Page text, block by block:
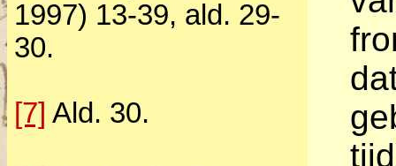
1997) 13-39, ald. 29-
30.
[7] Ald. 30.